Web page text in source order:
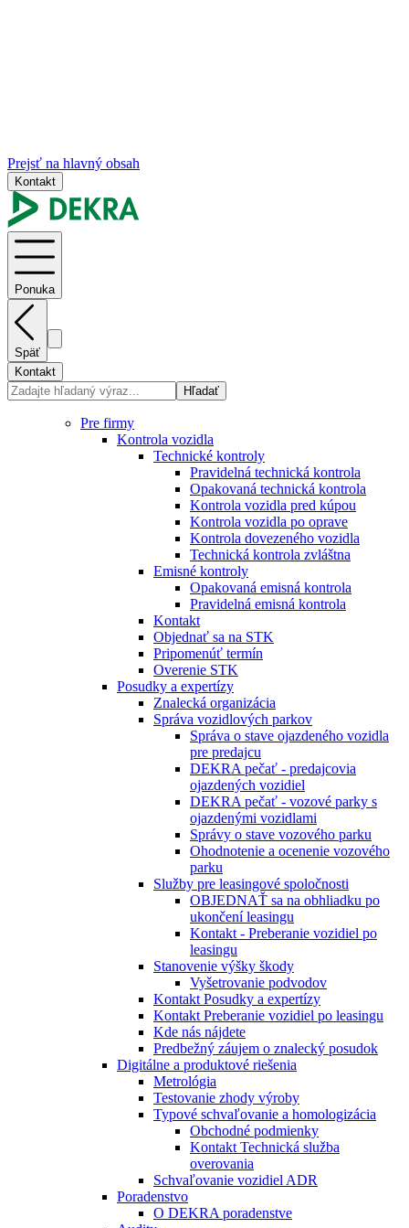
Prejsť na hlavný obsah
Kontakt
Ponuka
Späť
Kontakt
Hľadať
Pre firmy
Kontrola vozidla
Technické kontroly
Pravidelná technická kontrola
Opakovaná technická kontrola
Kontrola vozidla pred kúpou
Kontrola vozidla po oprave
Kontrola dovezeného vozidla
Technická kontrola zvláštna
Emisné kontroly
Opakovaná emisná kontrola
Pravidelná emisná kontrola
Kontakt
Objednať sa na STK
Pripomenúť termín
Overenie STK
Posudky a expertízy
Znalecká organizácia
Správa vozidlových parkov
Správa o stave ojazdeného vozidla
pre predajcu
DEKRA pečať - predajcovia
ojazdených vozidiel
DEKRA pečať - vozové parky s
ojazdenými vozidlami
Správy o stave vozového parku
Ohodnotenie a ocenenie vozového
parku
Služby pre leasingové spoločnosti
OBJEDNAŤ sa na obhliadku po
ukončení leasingu
Kontakt - Preberanie vozidiel po
leasingu
Stanovenie výšky škody
Vyšetrovanie podvodov
Kontakt Posudky a expertízy
Kontakt Preberanie vozidiel po leasingu
Kde nás nájdete
Predbežný záujem o znalecký posudok
Digitálne a produktové riešenia
Metrológia
Testovanie zhody výroby
Typové schvaľovanie a homologizácia
Obchodné podmienky
Kontakt Technická služba
overovania
Schvaľovanie vozidiel ADR
Poradenstvo
O DEKRA poradenstve